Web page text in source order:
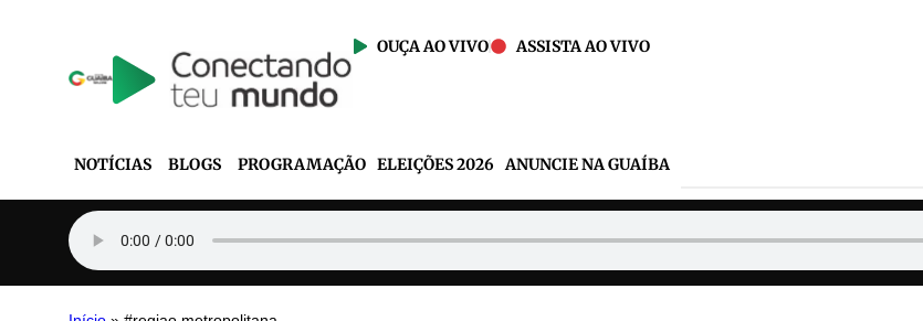
OUÇA AO VIVO ASSISTA AO VIVO
NOTÍCIAS BLOGS PROGRAMAÇÃO ELEIÇÕES 2026 ANUNCIE NA GUAÍBA